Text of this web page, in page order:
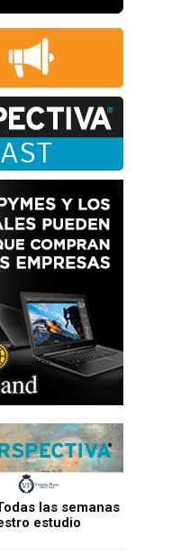
las semanas
estudio